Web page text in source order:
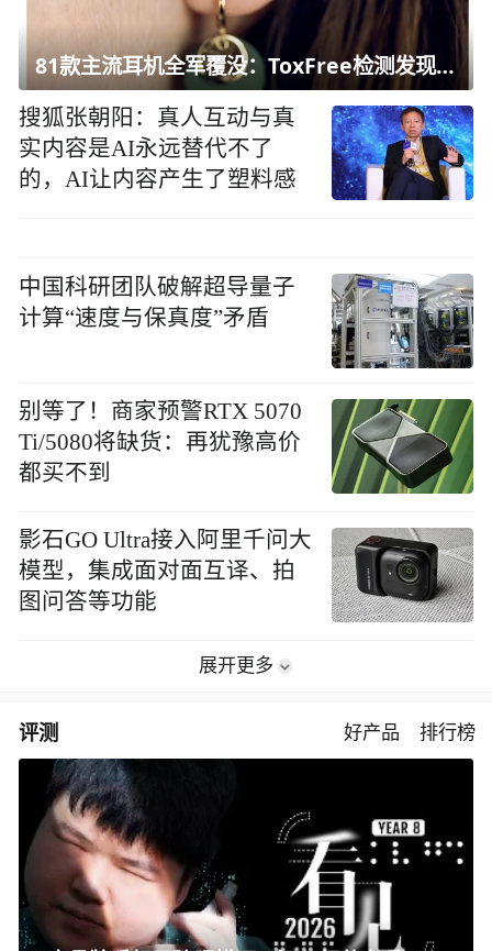
81款主流耳机全军覆没：ToxFree检测发现均含对人体有害化学物质
搜狐张朝阳：真人互动与真
实内容是AI永远替代不了
的，AI让内容产生了塑料感
中国科研团队破解超导量子
计算“速度与保真度”矛盾
别等了！商家预警RTX 5070
Ti/5080将缺货：再犹豫高价
都买不到
影石GO Ultra接入阿里千问大
模型，集成面对面互译、拍
图问答等功能
展开更多
评测 好产品 排行榜